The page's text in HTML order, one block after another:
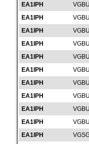
EA1IPH
EA1IPH
EA1IPH
EA1IPH
EA1IPH
EA1IPH
EA1IPH
EA1IPH
EA1IPH
EA1IPH
EA1IPH